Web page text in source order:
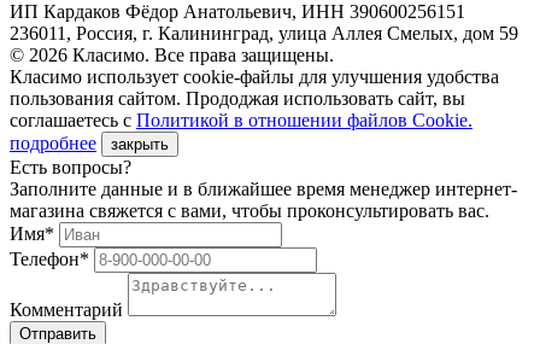
ИП Кардаков Фёдор Анатольевич, ИНН 390600256151
236011, Россия, г. Калининград, улица Аллея Смелых, дом 59
© 2026 Класимо. Все права защищены.
Класимо использует cookie-файлы для улучшения удобства
пользования сайтом. Прододжая использовать сайт, вы
соглашаетесь с Политикой в отношении файлов Сookie.
подробнее
закрыть
Есть вопросы?
Заполните данные и в ближайшее время менеджер интернет-
магазина свяжется с вами, чтобы проконсультировать вас.
Имя*
Телефон*
Комментарий